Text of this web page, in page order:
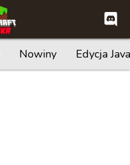
Nowiny Edycja Java